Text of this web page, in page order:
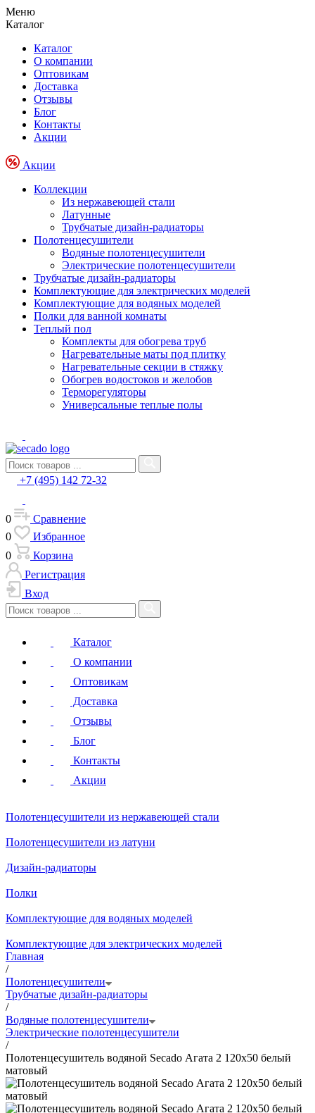
Меню
Каталог
Каталог
О компании
Оптовикам
Доставка
Отзывы
Блог
Контакты
Акции
Акции
Коллекции
Из нержавеющей стали
Латунные
Трубчатые дизайн-радиаторы
Полотенцесушители
Водяные полотенцесушители
Электрические полотенцесушители
Трубчатые дизайн-радиаторы
Комплектующие для электрических моделей
Комплектующие для водяных моделей
Полки для ванной комнаты
Теплый пол
Комплекты для обогрева труб
Нагревательные маты под плитку
Нагревательные секции в стяжку
Обогрев водостоков и желобов
Терморегуляторы
Универсальные теплые полы
+7 (495) 142 72-32
0
Сравнение
0
Избранное
0
Корзина
Регистрация
Вход
Каталог
О компании
Оптовикам
Доставка
Отзывы
Блог
Контакты
Акции
Полотенцесушители из нержавеющей стали
Полотенцесушители из латуни
Дизайн-радиаторы
Полки
Комплектующие для водяных моделей
Комплектующие для электрических моделей
Главная
/
Полотенцесушители
Трубчатые дизайн-радиаторы
/
Водяные полотенцесушители
Электрические полотенцесушители
/
Полотенцесушитель водяной Secado Агата 2 120x50 белый
матовый